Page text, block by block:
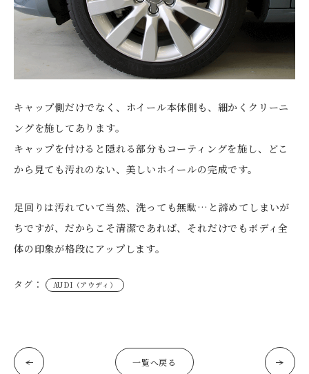
キャップ側だけでなく、ホイール本体側も、細かくクリーニ
ングを施してあります。
キャップを付けると隠れる部分もコーティングを施し、どこ
から見ても汚れのない、美しいホイールの完成です。
足回りは汚れていて当然、洗っても無駄…と諦めてしまいが
ちですが、だからこそ清潔であれば、それだけでもボディ全
体の印象が格段にアップします。
タグ： AUDI（アウディ）
一覧へ戻る